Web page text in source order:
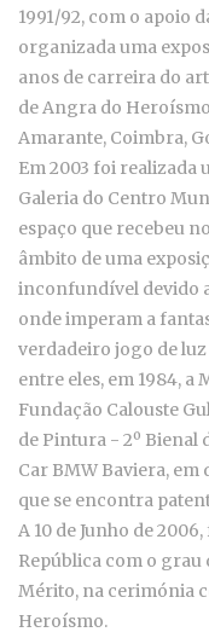
1991/92, com o apoio
organizada uma
anos de carreira do
de Angra do
Amarante, Coimbra,
Em 2003 foi realizada
Galeria do Centro
espaço que recebeu
âmbito de uma
inconfundível devido
onde imperam a
verdadeiro jogo de
entre eles, em 1984,
Fundação Calouste
de Pintura - 2º Bienal
Car BMW Baviera, em
que se encontra
A 10 de Junho de
República com o grau
Mérito, na cerimónia
Heroísmo.